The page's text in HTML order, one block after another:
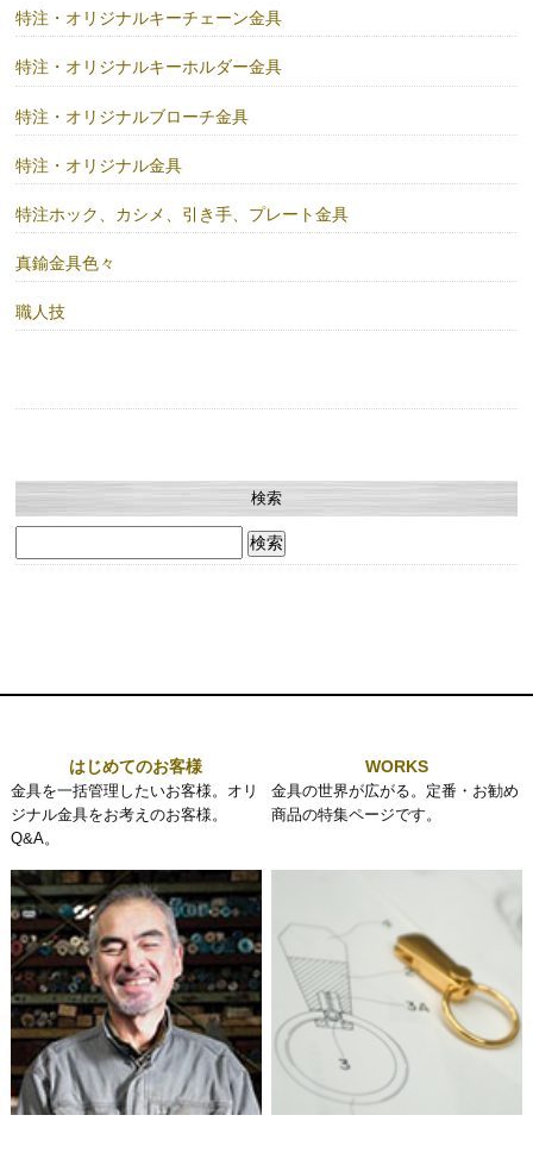
特注・オリジナルキーチェーン金具
特注・オリジナルキーホルダー金具
特注・オリジナルブローチ金具
特注・オリジナル金具
特注ホック、カシメ、引き手、プレート金具
真鍮金具色々
職人技
検索
索:
はじめてのお客様
金具を一括管理したいお客様。オリ
ジナル金具をお考えのお客様。
Q&A。
WORKS
金具の世界が広がる。定番・お勧め
商品の特集ページです。